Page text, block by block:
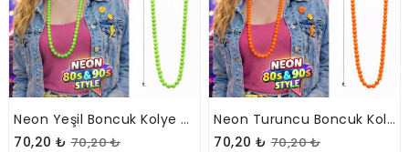
Neon Yeşil Boncuk Kolye 80 Cm – Retro 80’ler 90’lar Parti Aksesuarı
70,20 ₺ 70,20 ₺
Neon Turuncu Boncuk Kolye 80 Cm – Retro 80’ler 90’lar Parti Aksesuarı
70,20 ₺ 70,20 ₺